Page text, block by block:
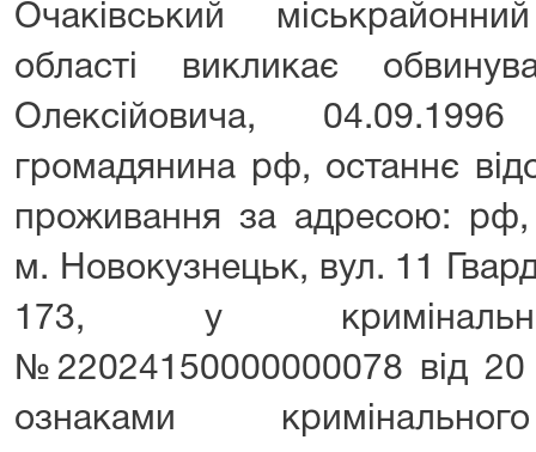
Очаківський
області викликає
Олексійовича,
громадянина рф, останнє
проживання за адресою: рф,
м. Новокузнецьк, вул. 11
173, у
№22024150000000078 від
ознаками